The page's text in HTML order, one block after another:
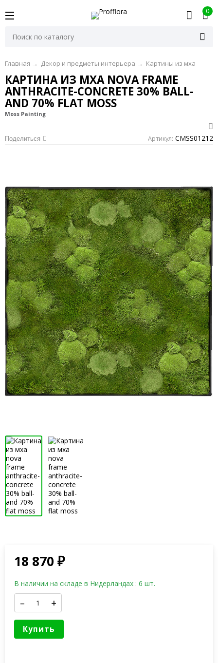
0
Главная → Декор и предметы интерьера → Картины из мха
КАРТИНА ИЗ МХА NOVA FRAME
ANTHRACITE-CONCRETE 30% BALL-
AND 70% FLAT MOSS
Moss Painting
Поделиться Артикул: CMSS01212
18 870₽
В наличии на складе в Нидерландах : 6 шт.
– +
Купить